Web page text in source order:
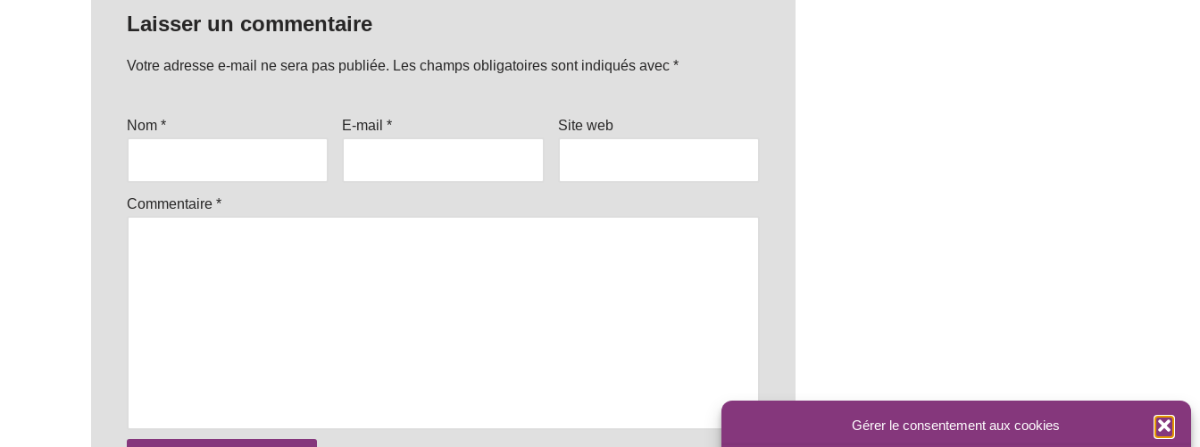
Gérer le consentement aux cookies
Laisser un commentaire
Votre adresse e-mail ne sera pas publiée. Les champs obligatoires sont indiqués avec *
Nom * E-mail* Site web
Commentaire *